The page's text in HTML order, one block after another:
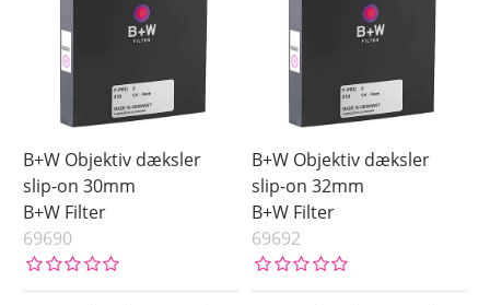
B+W Objektiv dæksler
slip-on 30mm
B+W Filter
69690
B+W Objektiv dæksler
slip-on 32mm
B+W Filter
69692